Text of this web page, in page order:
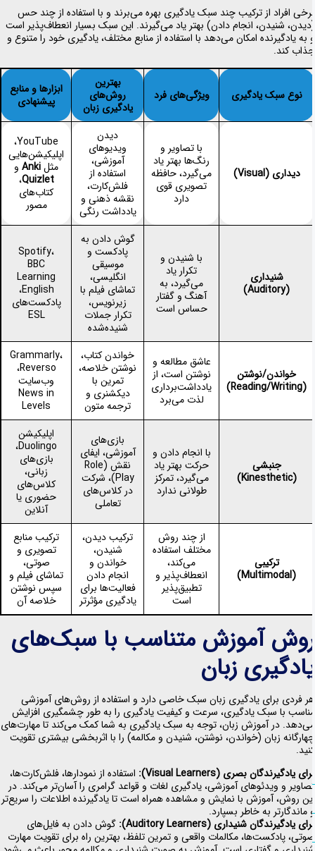
افراد از ترکیب چند سبک یادگیری بهره می‌برند و با استفاده از چند حس
شنیدن، انجام دادن) بهتر یاد می‌گیرند. این سبک بسیار انعطاف‌پذیر است
به یادگیرنده امکان می‌دهد با استفاده از منابع مختلف، یادگیری خود را متنوع و
کند.
نوع سبک یادگیری ویژگی‌های فرد
بهترین
روش‌های
یادگیری زبان
ابزارها و منابع
پیشنهادی
دیداری(Visual)
با تصاویر و
رنگ‌ها بهتر یاد
می‌گیرد، حافظه
تصویری قوی
دارد
دیدن
ویدیوهای
آموزشی،
استفاده از
فلش‌کارت،
نقشه ذهنی و
یادداشت رنگی
YouTube،
اپلیکیشن‌هایی
مثلAnkiو
Quizlet،
کتاب‌های
مصور
شنیداری
(Auditory)
با شنیدن و
تکرار یاد
می‌گیرد، به
آهنگ و گفتار
حساس است
گوش دادن به
پادکست و
موسیقی
انگلیسی،
تماشای فیلم با
زیرنویس،
تکرار جملات
شنیده‌شده
Spotify،
BBC
Learning
English،
پادکست‌های
ESL
خواندن/نوشتن
(Reading/Writing)
عاشق مطالعه و
نوشتن است، از
یادداشت‌برداری
لذت می‌برد
خواندن کتاب،
نوشتن خلاصه،
تمرین با
دیکشنری و
ترجمه متون
Grammarly،
Reverso،
وب‌سایت
News in
Levels
جنبشی
(Kinesthetic)
با انجام دادن و
حرکت بهتر یاد
می‌گیرد، تمرکز
طولانی ندارد
بازی‌های
آموزشی، ایفای
نقش (Role
Play)، شرکت
در کلاس‌های
تعاملی
اپلیکیشن
Duolingo،
بازی‌های
زبانی،
کلاس‌های
حضوری یا
آنلاین
ترکیبی
(Multimodal)
از چند روش
مختلف استفاده
می‌کند،
انعطاف‌پذیر و
تطبیق‌پذیر
است
ترکیب دیدن،
شنیدن،
خواندن و
انجام دادن
فعالیت‌ها برای
یادگیری مؤثرتر
ترکیب منابع
تصویری و
صوتی،
تماشای فیلم و
سپس نوشتن
خلاصه آن
آموزش متناسب با سبک‌های
زبان
فردی برای یادگیری زبان سبک خاصی دارد و استفاده از روش‌های آموزشی
با سبک یادگیری، سرعت و کیفیت یادگیری را به طور چشمگیری افزایش
در آموزش زبان، توجه به سبک یادگیری به شما کمک می‌کند تا مهارت‌های
زبان (خواندن، نوشتن، شنیدن و مکالمه) را با اثربخشی بیشتری تقویت
یادگیرندگان بصری(Visual Learners):
استفاده از نمودارها، فلش‌کارت‌ها،
و ویدئوهای آموزشی، یادگیری لغات و قواعد گرامری را آسان‌تر می‌کند. در
روش، آموزش با نمایش و مشاهده همراه است تا یادگیرنده اطلاعات را سریع‌تر
ماندگارتر به خاطر بسپارد.
یادگیرندگان شنیداری(Auditory Learners):
گوش دادن به فایل‌های
پادکست‌ها، مکالمات واقعی و تمرین تلفظ، بهترین راه برای تقویت مهارت